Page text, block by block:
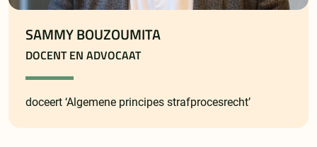
SAMMY BOUZOUMITA
DOCENT EN ADVOCAAT
doceert ‘Algemene principes strafprocesrecht’